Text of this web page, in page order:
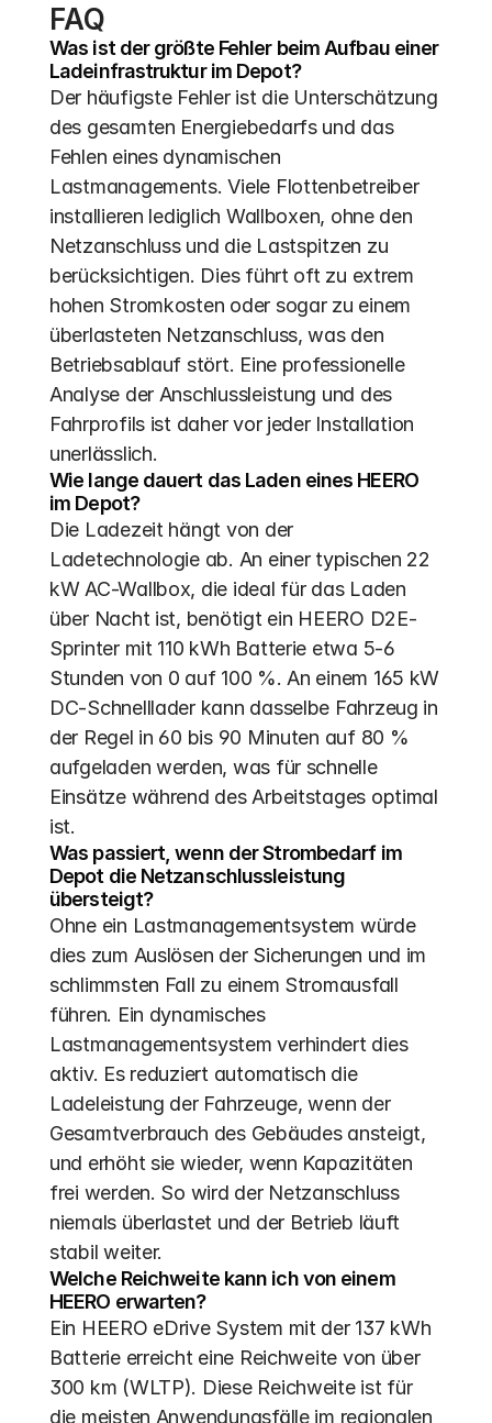
FAQ
Was ist der größte Fehler beim Aufbau einer
Ladeinfrastruktur im Depot?
Der häufigste Fehler ist die Unterschätzung
des gesamten Energiebedarfs und das
Fehlen eines dynamischen
Lastmanagements. Viele Flottenbetreiber
installieren lediglich Wallboxen, ohne den
Netzanschluss und die Lastspitzen zu
berücksichtigen. Dies führt oft zu extrem
hohen Stromkosten oder sogar zu einem
überlasteten Netzanschluss, was den
Betriebsablauf stört. Eine professionelle
Analyse der Anschlussleistung und des
Fahrprofils ist daher vor jeder Installation
unerlässlich.
Wie lange dauert das Laden eines HEERO
im Depot?
Die Ladezeit hängt von der
Ladetechnologie ab. An einer typischen 22
kW AC-Wallbox, die ideal für das Laden
über Nacht ist, benötigt ein HEERO D2E-
Sprinter mit 110 kWh Batterie etwa 5-6
Stunden von 0 auf 100 %. An einem 165 kW
DC-Schnelllader kann dasselbe Fahrzeug in
der Regel in 60 bis 90 Minuten auf 80 %
aufgeladen werden, was für schnelle
Einsätze während des Arbeitstages optimal
ist.
Was passiert, wenn der Strombedarf im
Depot die Netzanschlussleistung
übersteigt?
Ohne ein Lastmanagementsystem würde
dies zum Auslösen der Sicherungen und im
schlimmsten Fall zu einem Stromausfall
führen. Ein dynamisches
Lastmanagementsystem verhindert dies
aktiv. Es reduziert automatisch die
Ladeleistung der Fahrzeuge, wenn der
Gesamtverbrauch des Gebäudes ansteigt,
und erhöht sie wieder, wenn Kapazitäten
frei werden. So wird der Netzanschluss
niemals überlastet und der Betrieb läuft
stabil weiter.
Welche Reichweite kann ich von einem
HEERO erwarten?
Ein HEERO eDrive System mit der 137 kWh
Batterie erreicht eine Reichweite von über
300 km (WLTP). Diese Reichweite ist für
die meisten Anwendungsfälle im regionalen